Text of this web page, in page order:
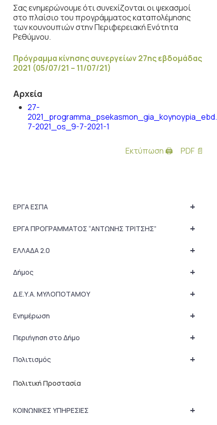
Σας ενημερώνουμε ότι συνεχίζονται οι ψεκασμοί
στο πλαίσιο του προγράμματος καταπολέμησης
των κουνουπιών στην Περιφερειακή Ενότητα
Ρεθύμνου.
Πρόγραμμα κίνησης συνεργείων 27ης εβδομάδας
2021 (05/07/21 – 11/07/21)
Αρχεία
27-
7-2021_os_9-7-2021-1
Εκτύπωση 🖨 PDF 📄
+
ΕΡΓΑ ΕΣΠΑ
+
ΕΡΓΑ ΠΡΟΓΡΑΜΜΑΤΟΣ “ΑΝΤΩΝΗΣ ΤΡΙΤΣΗΣ”
+
ΕΛΛΑΔΑ 2.0
+
Δήμος
+
Δ.Ε.Υ.Α. ΜΥΛΟΠΟΤΑΜΟΥ
+
Ενημέρωση
+
Περιήγηση στο Δήμο
+
Πολιτισμός
Πολιτική Προστασία
+
ΚΟΙΝΩΝΙΚΕΣ ΥΠΗΡΕΣΙΕΣ